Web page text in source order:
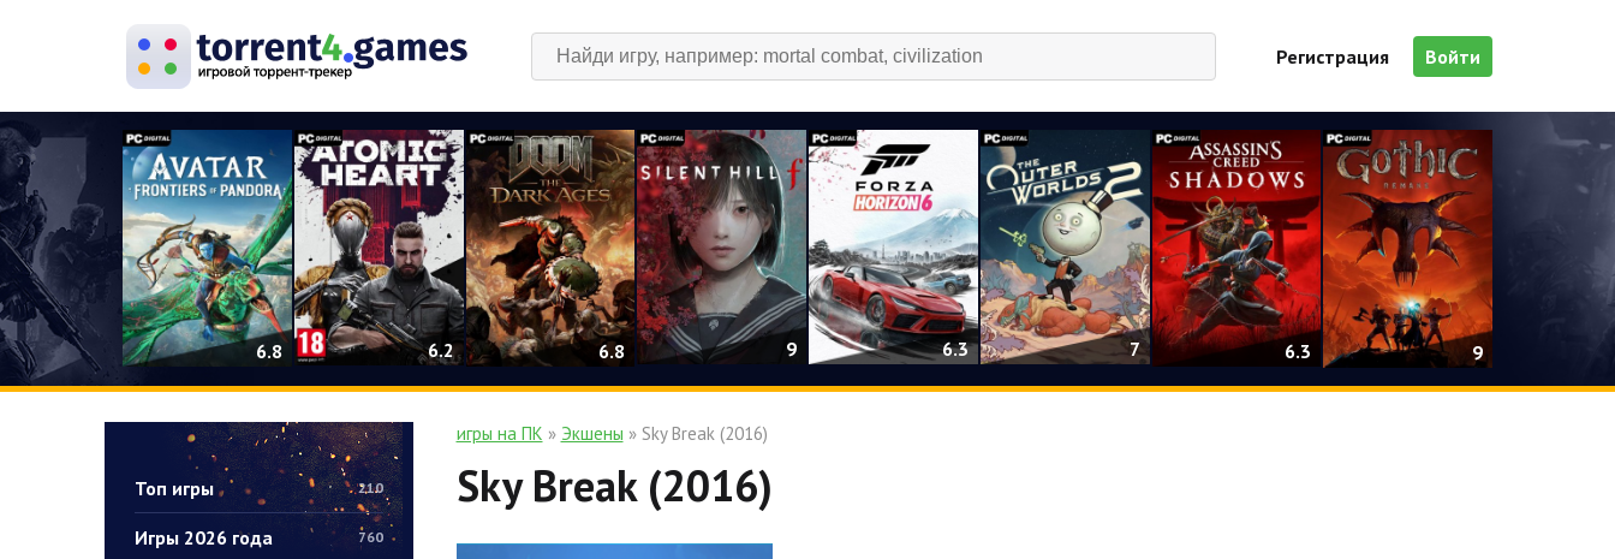
Регистрация Войти
6.8 6.2 6.8 9 6.3 7 6.3 9
Топ игры 210
Игры 2026 года 760
игры на ПК » Экшены » Sky Break (2016)
Sky Break (2016)